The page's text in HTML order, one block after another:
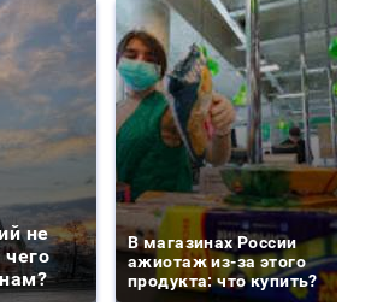
не
В магазинах России
ажиотаж из-за этого
продукта: что купить?